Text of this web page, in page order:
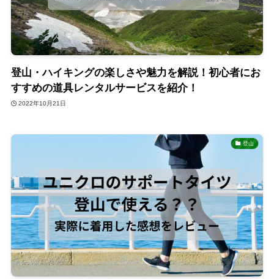
登山・ハイキングの楽しさや魅力を解説！初心者にお
すすめの道具レンタルサービスを紹介！
2022年10月21日
登山